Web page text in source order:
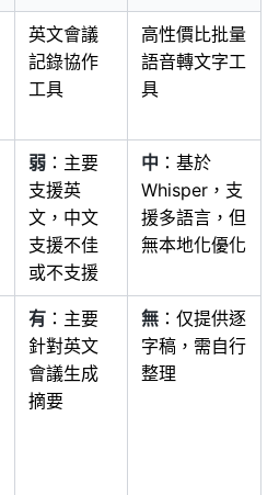
英文會議
記錄協作
工具
高性價比批量
語音轉文字工
具
弱 ：主要
支援英
文，中文
支援不佳
或不支援
中 ：基於
Whisper，支
援多語言，但
無本地化優化
有 ：主要
針對英文
會議生成
摘要
無 ：仅提供逐
字稿，需自行
整理